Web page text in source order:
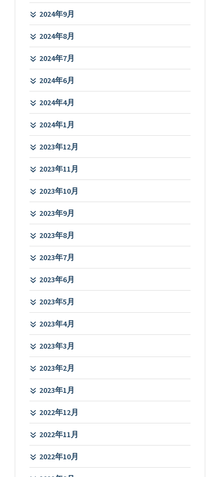
2024年9月
2024年8月
2024年7月
2024年6月
2024年4月
2024年1月
2023年12月
2023年11月
2023年10月
2023年9月
2023年8月
2023年7月
2023年6月
2023年5月
2023年4月
2023年3月
2023年2月
2023年1月
2022年12月
2022年11月
2022年10月